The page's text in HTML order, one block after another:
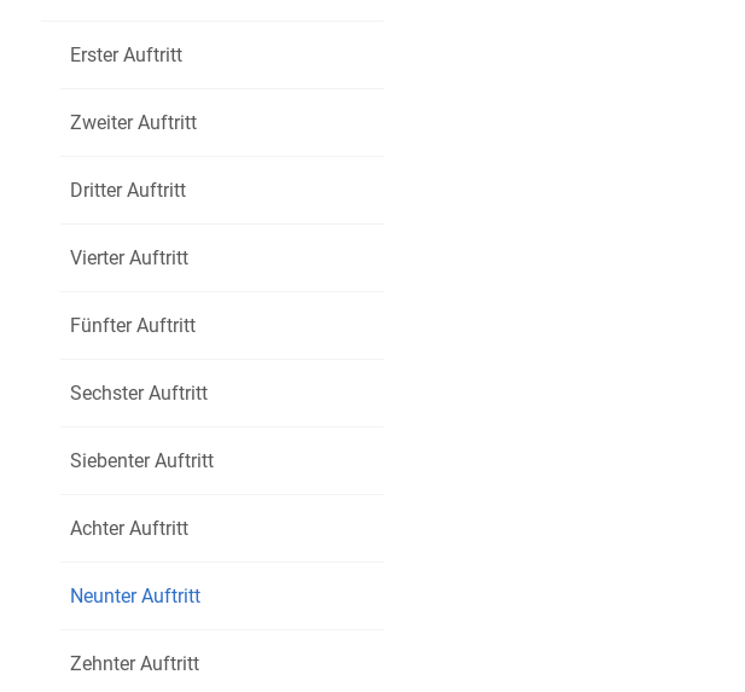
Erster Auftritt
Zweiter Auftritt
Dritter Auftritt
Vierter Auftritt
Fünfter Auftritt
Sechster Auftritt
Siebenter Auftritt
Achter Auftritt
Neunter Auftritt
Zehnter Auftritt